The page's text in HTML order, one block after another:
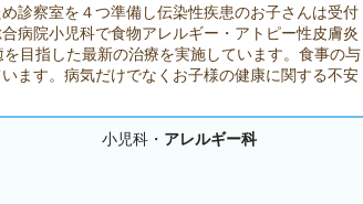
診察室を４つ準備し伝染性疾患のお子さんは受付
病院小児科で食物アレルギー・アトピー性皮膚炎
目指した最新の治療を実施しています。食事の与
ます。病気だけでなくお子様の健康に関する不安
小児科・ アレルギー科